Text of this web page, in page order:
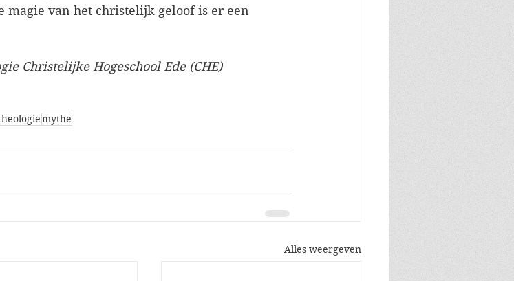
magie van het christelijk geloof is er een
Christelijke Hogeschool Ede (CHE)
mythe
Alles weergeven